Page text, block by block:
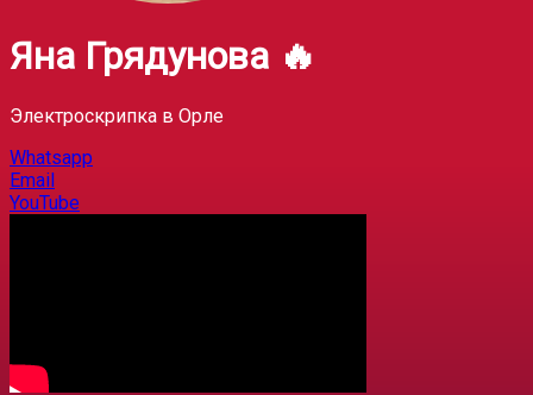
Яна Грядунова 🔥
Электроскрипка в Орле
Whatsapp
Email
YouTube